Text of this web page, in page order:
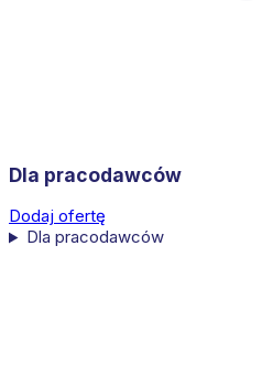
Dla pracodawców
Dodaj ofertę
Dla pracodawców